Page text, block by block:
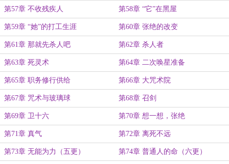
第57章 不收残疾人 第58章 “它”在黑屋
第59章 “她”的打工生涯 第60章 张绝的改变
第61章 那就先杀人吧 第62章 杀人者
第63章 死灵术 第64章 二次唤星准备
第65章 职务修行供给 第66章 大咒术院
第67章 咒术与玻璃球 第68章 召剑
第69章 卫十六 第70章 想一想，张绝
第71章 真气 第72章 离死不远
第73章 无能为力（五更） 第74章 普通人的命（六更）